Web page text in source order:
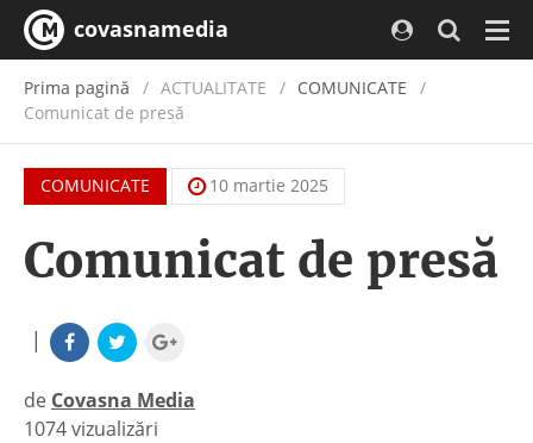
covasnamedia
Prima pagină ACTUALITATE / COMUNICATE
Comunicat de presă
COMUNICATE 10 martie 2025
Comunicat de presă
|
de Covasna Media
|
1074 vizualizări